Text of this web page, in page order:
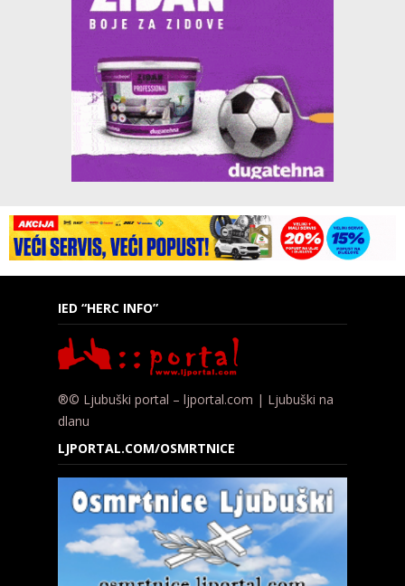
IED “HERC INFO”
®© Ljubuški portal – ljportal.com | Ljubuški na
dlanu
LJPORTAL.COM/OSMRTNICE